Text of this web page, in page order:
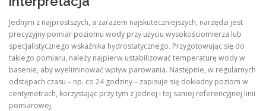
Jednym z najprostszych, a zarazem najskuteczniejszych, narzędzi jest
precyzyjny pomiar poziomu wody przy użyciu wysokościomierza lub
specjalistycznego wskaźnika hydrostatycznego. Przygotowując się do
takiego pomiaru, należy najpierw ustabilizować temperaturę wody w
basenie, aby wyeliminować wpływ parowania. Następnie, w regularnych
odstępach czasu – np. co 24 godziny – zapisuje się dokładny poziom w
centymetrach, korzystając przy tym z jednej i tej samej referencyjnej linii
pomiarowej.